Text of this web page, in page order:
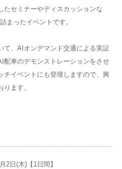
たセミナーやディスカッションな
まったイベントです。
て、AIオンデマンド交通による実証
配車のデモンストレーションをさせ
チイベントにも登壇しますので、興
ます。
2日(木)【1日間】